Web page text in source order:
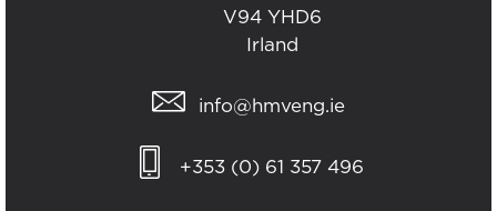
V94 YHD6
Irland
info@hmveng.ie
+353 (0) 61 357 496